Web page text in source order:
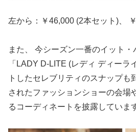
左から：￥46,000 (2本セット)、
また、 今シーズン一番のイット
「LADY D-LITE (レディ ディーラ
トしたセレブリティのスナップも
されたファッションショーの会場
るコーディネートを披露していま